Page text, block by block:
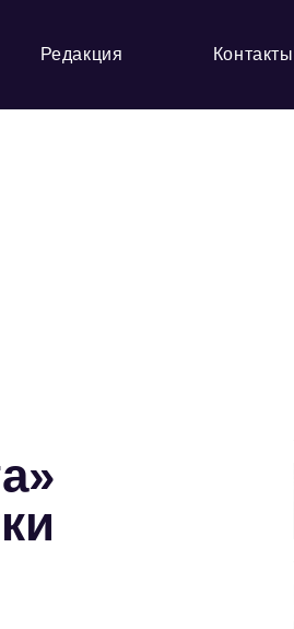
Редакция Контакты